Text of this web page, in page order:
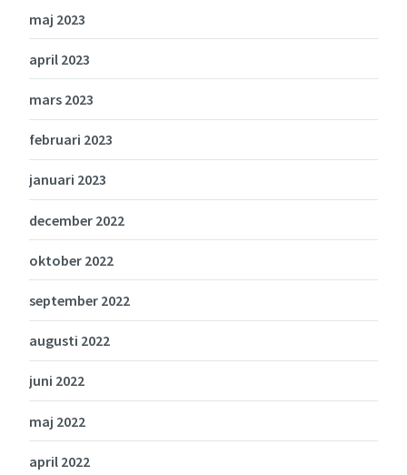
maj 2023
april 2023
mars 2023
februari 2023
januari 2023
december 2022
oktober 2022
september 2022
augusti 2022
juni 2022
maj 2022
april 2022